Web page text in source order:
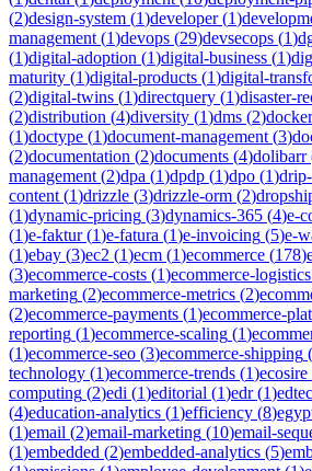
(2)design-system (1)developer(1)
management (1)devops (29)devsecops (1)
(1)digital-adoption (1)digital-business (1)
maturity (1)digital-products (1)digital-
(2)digital-twins (1)directquery (1)disaster-
(2)distribution (4)diversity (1)dms (2)docker
(1)doctype (1)document-management (3)
(2)documentation (2)documents (4)dolibarr
management (2)dpa (1)dpdp (1)dpo (1)
content (1)drizzle (3)drizzle-orm (2)
(1)dynamic-pricing (3)dynamics-365 (4)e-
(1)e-faktur(1)e-fatura (1)e-invoicing (5)e-
(1)ebay (3)ec2 (1)ecm (1)ecommerce (178)
(3)ecommerce-costs (1)ecommerce-logistics
marketing (2)ecommerce-metrics (2)
(2)ecommerce-payments (1)ecommerce-
reporting (1)ecommerce-scaling (1)
(1)ecommerce-seo (3)ecommerce-shipping (
technology (1)ecommerce-trends (1)ecosire
computing (2)edi (1)editorial (1)edr(1)
(4)education-analytics (1)efficiency (8)
(1)email (2)email-marketing (10)email-
(1)embedded (2)embedded-analytics (5)